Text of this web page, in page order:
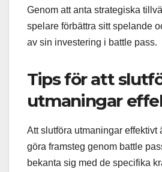
Genom att anta strategiska
spelare förbättra sitt spelande
av sin investering i battle pass.
Tips för att
utmaningar
Att slutföra utmaningar effektivt
göra framsteg genom battle
bekanta sig med de specifika